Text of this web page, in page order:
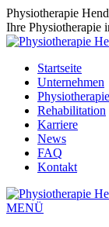
Zum
Inhalt
springen
Physiotherapie
Ihre Physiotherapie
Startseite
Unternehmen
Physiotherapie
Rehabilitation
Karriere
News
FAQ
Kontakt
MENÜ